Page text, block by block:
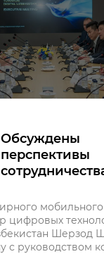
Обсуждены
перспективы
сфере
цифровой
мобильного
цифровых
Шерзод
с руководством